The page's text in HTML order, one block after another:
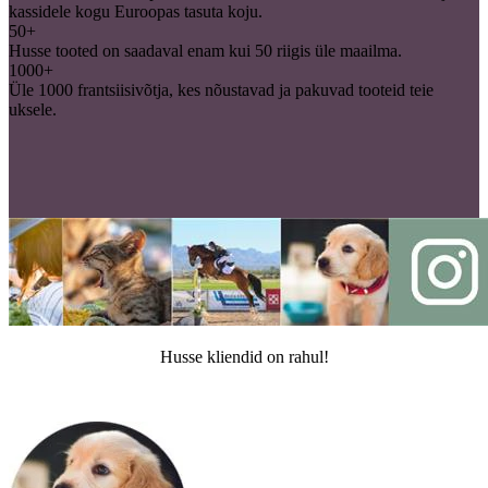
kassidele kogu Euroopas tasuta koju.
50+
Husse tooted on saadaval enam kui 50 riigis üle maailma.
1000+
Üle 1000 frantsiisivõtja, kes nõustavad ja pakuvad tooteid teie
uksele.
Husse kliendid on rahul!